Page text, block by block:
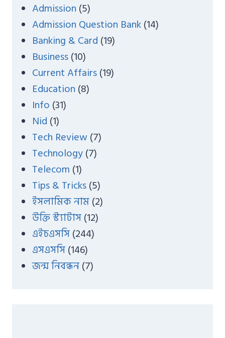
h
Admission (5)
Admission Question Bank(14)
Banking & Card (19)
Business(10)
Current Affairs(19)
Education (8)
Info (31)
Nid (1)
Tech Review(7)
Technology(7)
Telecom (1)
Tips & Tricks(5)
ইসলামিক নাম(2)
উক্তি স্ট্যাটাস(12)
এইচএসসি(244)
এসএসসি(146)
জন্ম নিবন্ধন(7)